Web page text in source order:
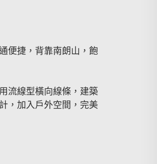
便捷，背靠南朗山，飽
流線型橫向線條，建築
，加入戶外空間，完美